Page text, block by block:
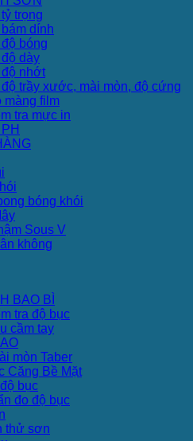
trọng
dính
bóng
dày
nhớt
trầy xước, mài mòn, độ cứng
film
tra mực in
bóng khói
Sous V
không
BAO BÌ
tra độ bục
cầm tay
mòn Taber
Căng Bề Mặt
bục
đo độ bục
thử sơn